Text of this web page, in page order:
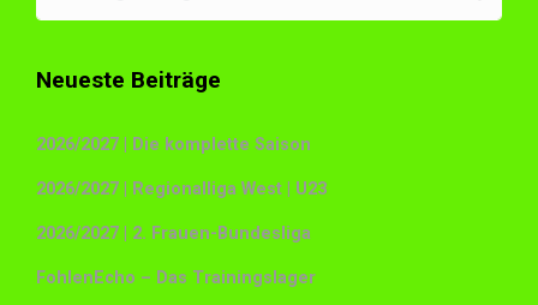
Neueste Beiträge
2026/2027 | Die komplette Saison
2026/2027 | Regionalliga West | U23
2026/2027 | 2. Frauen-Bundesliga
FohlenEcho – Das Trainingslager